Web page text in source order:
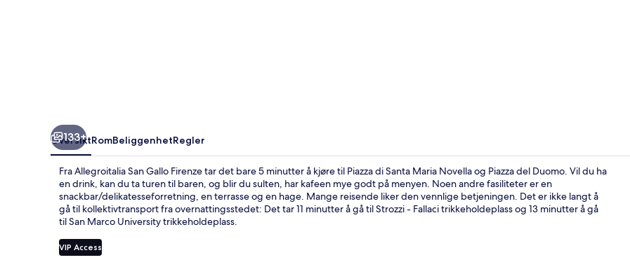
Mat og drikke
133+
OversiktRomBeliggenhetRegler
Fra Allegroitalia San Gallo Firenze tar det bare 5 minutter å kjøre til Piazza di Santa Maria Novella og Piazza del Duomo. Vil du ha
en drink, kan du ta turen til baren, og blir du sulten, har kafeen mye godt på menyen. Noen andre fasiliteter er en
snackbar/delikatesseforretning, en terrasse og en hage. Mange reisende liker den vennlige betjeningen. Det er ikke langt å
gå til kollektivtransport fra overnattingsstedet: Det tar 11 minutter å gå til Strozzi - Fallaci trikkeholdeplass og 13 minutter å gå
til San Marco University trikkeholdeplass.
VIP Access